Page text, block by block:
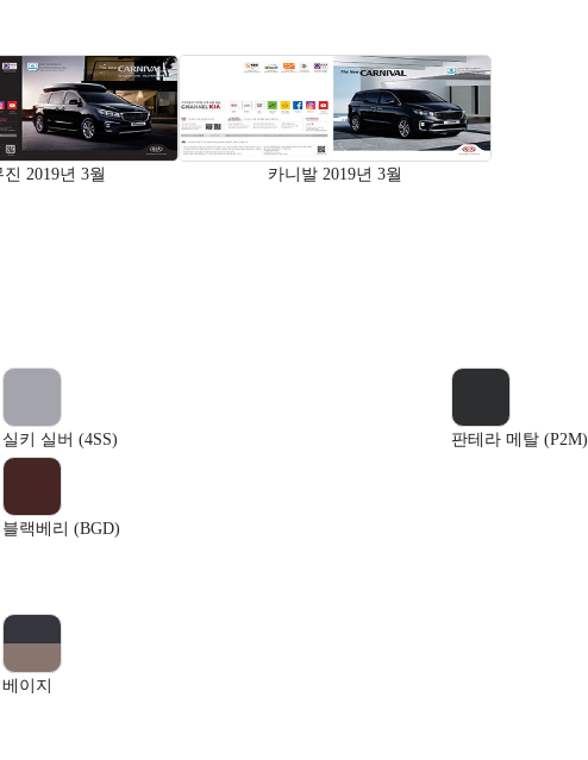
2019년 3월 카니발 2019년 3월
실키 실버 (4SS) 판테라 메탈 (P2M)
블랙베리 (BGD)
베이지